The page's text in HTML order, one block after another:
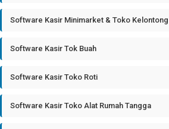
Software Kasir Minimarket & Toko Kelontong
Software Kasir Tok Buah
Software Kasir Toko Roti
Software Kasir Toko Alat Rumah Tangga